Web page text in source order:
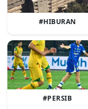
#HIBURAN
#PERSIB